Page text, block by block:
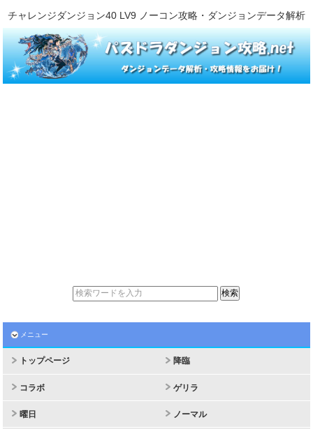
チャレンジダンジョン40 LV9 ノーコン攻略・ダンジョンデータ解析
メニュー
トップページ 降臨
コラボ ゲリラ
曜日 ノーマル